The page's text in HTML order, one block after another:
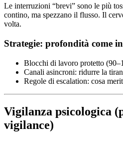
Le interruzioni “brevi” sono le più
contino, ma spezzano il flusso. Il
volta.
Strategie: profondità come
Blocchi di lavoro protetto
Canali asincroni: ridurre la
Regole di escalation: cosa
Vigilanza psicologica
vigilance)